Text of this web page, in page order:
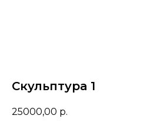
Скульптура 1
25000,00 р.